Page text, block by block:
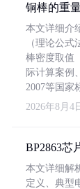
铜棒的重
本文详细介
（理论公
棒密度取值
际计算案例
2007等国家
2026年8月4
BP2863芯
本文详细解
定义、典型